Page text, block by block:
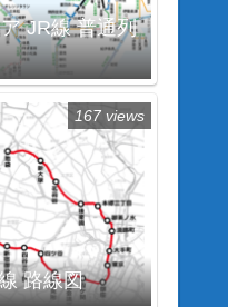
JR線 普通列
路線図
167 views